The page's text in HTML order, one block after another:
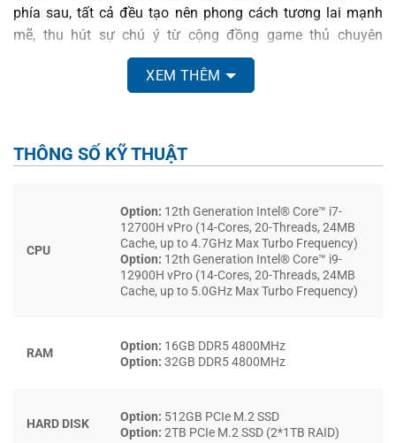
phía sau, tất cả đều tạo nên phong cách tương lai mạnh
mẽ, thu hút sự chú ý từ cộng đồng game thủ chuyên
nghiệp. Mỗi đường nét đều được chăm chút kỹ lưỡng,
cá tính gaming và độ hoàn thiện vượt trội.
Phần vỏ ngoài sử dụngkim loại cao cấp, kết hợp bản lề
dàng mở bằng một tay. Các chi tiết được gia công tỉ mỉ, tạo
nên cảm giác sang trọng và bền bỉ, đáp ứng nhu cầu của
XEM THÊM
THÔNG SỐ KỸ THUẬT
CPU
Option: 12th Generation Intel® Core™ i7-
12700H vPro (14-Cores, 20-Threads, 24MB
Cache, up to 4.7GHz Max Turbo Frequency)
Option: 12th Generation Intel® Core™ i9-
12900H vPro (14-Cores, 20-Threads, 24MB
Cache, up to 5.0GHz Max Turbo Frequency)
RAM
Option: 16GB DDR5 4800MHz
Option: 32GB DDR5 4800MHz
HARD DISK
Option: 512GB PCIe M.2 SSD
Option: 2TB PCIe M.2 SSD (2*1TB RAID)